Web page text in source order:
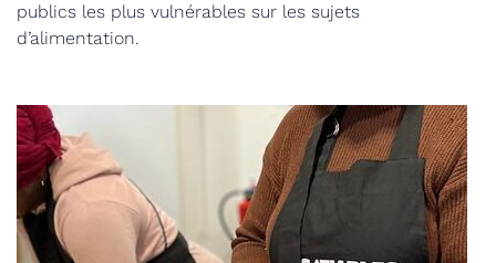
publics les plus vulnérables sur les sujets
d’alimentation.